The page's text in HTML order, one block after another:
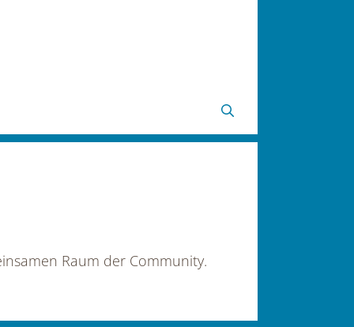
Raum der Community.